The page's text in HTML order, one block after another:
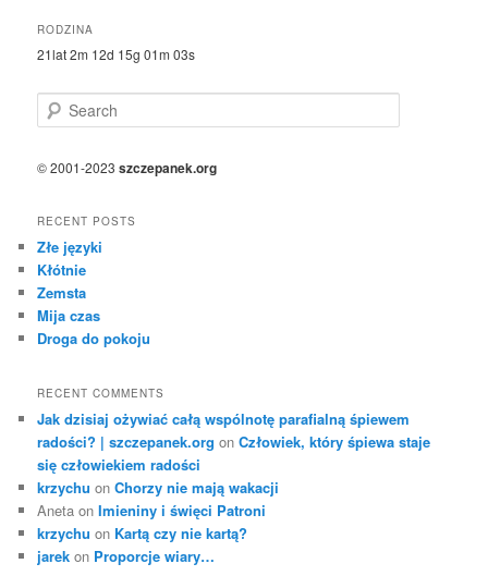
RODZINA
21lat 2m 12d 15g 01m 03s
e
r© 2001-2023szczepanek.org
RECENT POSTS
Złe języki
Kłótnie
Zemsta
Mija czas
Droga do pokoju
RECENT COMMENTS
Jak dzisiaj ożywiać całą wspólnotę parafialną śpiewem
radości? | szczepanek.org onCzłowiek, który śpiewa staje
się człowiekiem radości
krzychu onChorzy nie mają wakacji
Aneta onImieniny i święci Patroni
krzychu on Kartą czy nie kartą?
jarek on Proporcje wiary…